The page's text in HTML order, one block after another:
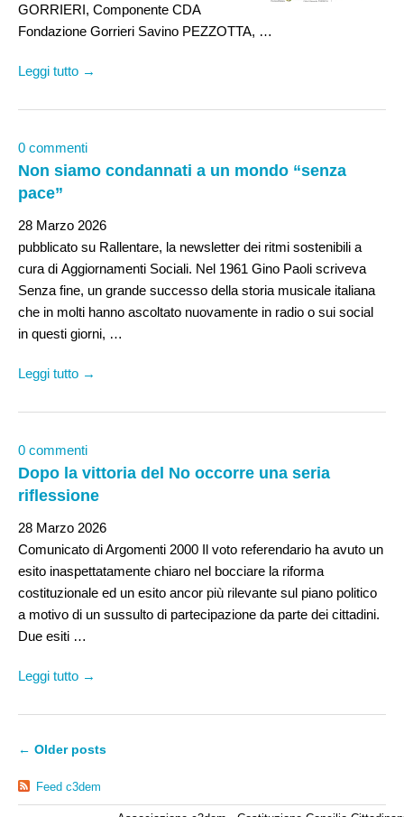
GORRIERI, Componente CDA
Fondazione Gorrieri Savino PEZZOTTA, …
Leggi tutto →
0 commenti
Non siamo condannati a un mondo “senza
pace”
28 Marzo 2026
pubblicato su Rallentare, la newsletter dei ritmi sostenibili a
cura di Aggiornamenti Sociali. Nel 1961 Gino Paoli scriveva
Senza fine, un grande successo della storia musicale italiana
che in molti hanno ascoltato nuovamente in radio o sui social
in questi giorni, …
Leggi tutto →
0 commenti
Dopo la vittoria del No occorre una seria
riflessione
28 Marzo 2026
Comunicato di Argomenti 2000 Il voto referendario ha avuto un
esito inaspettatamente chiaro nel bocciare la riforma
costituzionale ed un esito ancor più rilevante sul piano politico
a motivo di un sussulto di partecipazione da parte dei cittadini.
Due esiti …
Leggi tutto →
← Older posts
Feed c3dem